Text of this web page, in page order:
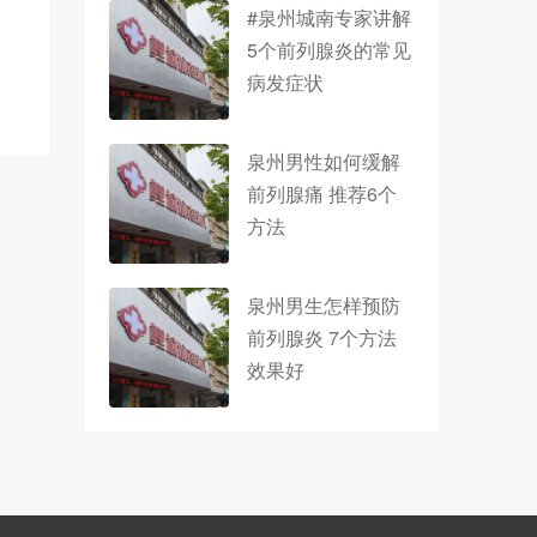
#泉州城南专家讲解
5个前列腺炎的常见
病发症状
泉州男性如何缓解
前列腺痛 推荐6个
方法
泉州男生怎样预防
前列腺炎 7个方法
效果好